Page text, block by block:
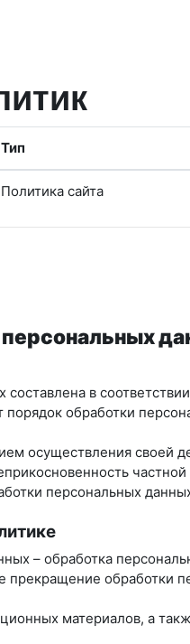
Тип
Политика сайта
в
обработки
осуществления своей
персональных
– обработка
обработки
материалов, а